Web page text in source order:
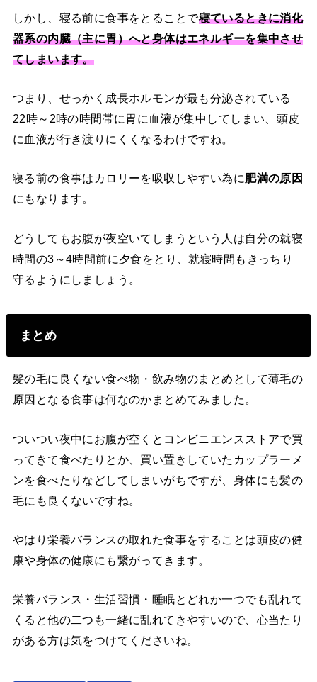
しかし、寝る前に食事をとることで寝ているときに消化
器系の内臓（主に胃）へと身体はエネルギーを集中させ
てしまいます。
つまり、せっかく成長ホルモンが最も分泌されている
22時～2時の時間帯に胃に血液が集中してしまい、頭皮
に血液が行き渡りにくくなるわけですね。
寝る前の食事はカロリーを吸収しやすい為に肥満の原因
にもなります。
どうしてもお腹が夜空いてしまうという人は自分の就寝
時間の3～4時間前に夕食をとり、就寝時間もきっちり
守るようにしましょう。
まとめ
髪の毛に良くない食べ物・飲み物のまとめとして薄毛の
原因となる食事は何なのかまとめてみました。
ついつい夜中にお腹が空くとコンビニエンスストアで買
ってきて食べたりとか、買い置きしていたカップラーメ
ンを食べたりなどしてしまいがちですが、身体にも髪の
毛にも良くないですね。
やはり栄養バランスの取れた食事をすることは頭皮の健
康や身体の健康にも繋がってきます。
栄養バランス・生活習慣・睡眠とどれか一つでも乱れて
くると他の二つも一緒に乱れてきやすいので、心当たり
がある方は気をつけてくださいね。